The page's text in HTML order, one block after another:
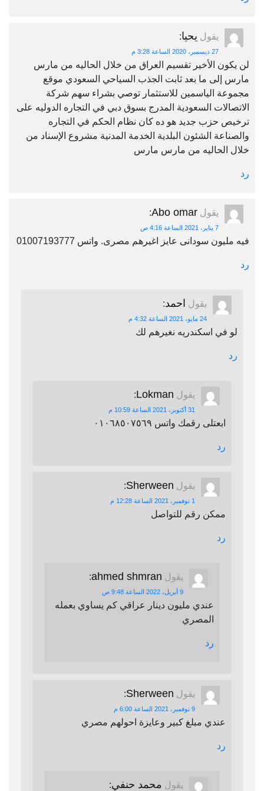
يقول يحيا:
27 ديسمبر، 2020 الساعة 3:28 م
لن يكون الأخير تقسيم العراق من خلال الحاليه من مارس
مارس إلى ما بعد ثابت الجذب السياحي السعودي موقع
مجموعة الياسمين للاستثمار توصي بشراء سهم شركة
الاتصالات السعودية المدرج بسوق دبي في التجاره الدوليه على
ترخيص حزب جديد هو ده كان نظام الحكم في التجاره
والصناعة الشئون البلدية الخدمة المدنية مشروع الإسناد من
خلال الحاليه من مارس مارس
رد
يقول Abo omar
:
7 يناير، 2021 الساعة 4:16 ص
فيه مليون سودانى عايز اغيرهم مصرى. واتس 01007193777
رد
يقول احمد:
24 مايو، 2021 الساعة 4:32 م
لو في اسكندريه نغيرهم لك
رد
يقول Lokman
:
31 أكتوبر، 2021 الساعة 10:59 م
ابعتلى رقمك واتس ٠١٠٦٨٥٠٧٥٦٩
رد
يقول Sherween
:
1 نوفمبر، 2021 الساعة 12:28 م
ممكن رقم للتواصل
رد
يقول ahmed shmran
:
9 أبريل، 2022 الساعة 9:48 ص
عندي مليون دينار عراقي كم يساوي بعمله
المصري
رد
يقول Sherween
:
9 نوفمبر، 2021 الساعة 6:00 م
عندي مبلغ كبير وعايزة احولهم مصري
رد
يقول محمد حنفي: